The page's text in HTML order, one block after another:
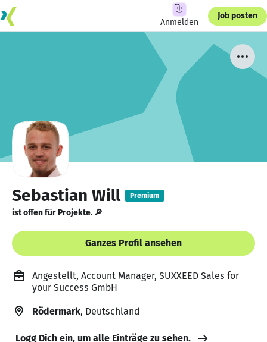
Anmelden
Job posten
Sebastian Will Premium
ist offen für Projekte. 🔎
Ganzes Profil ansehen
Angestellt, Account Manager, SUXXEED Sales for
your Success GmbH
Rödermark, Deutschland
Logg Dich ein, um alle Einträge zu sehen.